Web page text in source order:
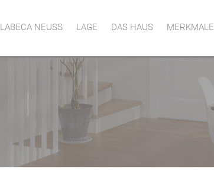
LABECA NEUSS LAGE DAS HAUS MERKMALE